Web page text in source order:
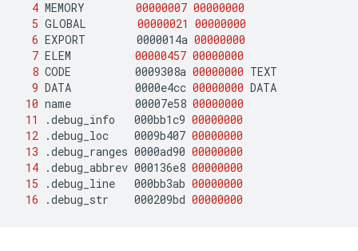
4 MEMORY 00000007 00000000
5 GLOBAL 00000021 00000000
6 EXPORT 0000014a 00000000
7 ELEM 00000457 00000000
8 CODE 0009308a 00000000
9 DATA 0000e4cc 00000000
10 name 00007e58 00000000
11
.debug_info 000bb1c9 00000000
12 .debug_loc 0009b407 00000000
13
.debug_ranges 0000ad90 00000000
14 .debug_abbrev 000136e8 00000000
15
.debug_line 000bb3ab 00000000
16
.debug_str 000209bd 00000000